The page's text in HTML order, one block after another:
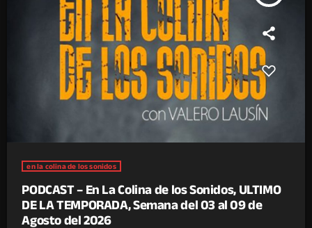
en la colina de los sonidos
PODCAST – En La Colina de los Sonidos, ULTIMO
DE LA TEMPORADA, Semana del 03 al 09 de
Agosto del 2026